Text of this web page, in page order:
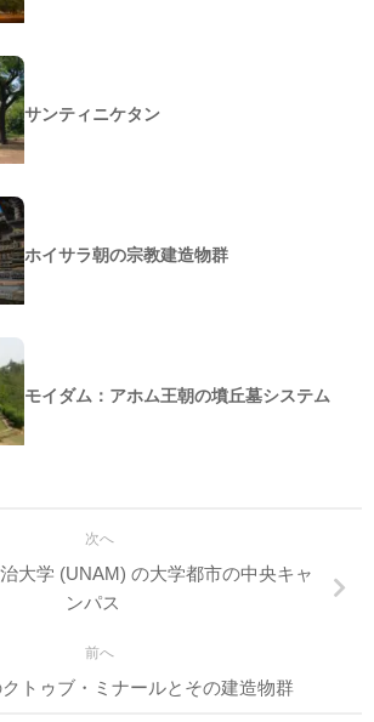
サンティニケタン
ホイサラ朝の宗教建造物群
モイダム：アホム王朝の墳丘墓システム
次へ
大学 (UNAM) の大学都市の中央キャ
ンパス
前へ
トゥブ・ミナールとその建造物群